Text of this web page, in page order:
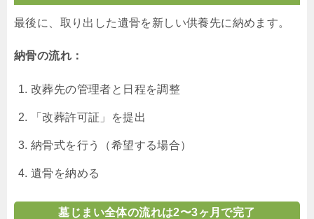
最後に、取り出した遺骨を新しい供養先に納めます。
納骨の流れ：
改葬先の管理者と日程を調整
「改葬許可証」を提出
納骨式を行う（希望する場合）
遺骨を納める
墓じまい全体の流れは2〜3ヶ月で完了